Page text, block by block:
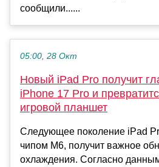
сообщили......
05:00, 28 Окт
Новый iPad Pro получит
iPhone 17 Pro и
игровой планшет
Следующее поколение iPad
чипом M6, получит важное
охлаждения. Согласно